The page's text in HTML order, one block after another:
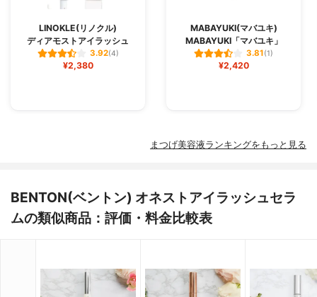
LINOKLE(リノクル)
ディアモストアイラッシュ
3.92(4)
¥2,380
MABAYUKI(マバユキ)
MABAYUKI「マバユキ」
3.81(1)
¥2,420
まつげ美容液ランキングをもっと見る
BENTON(ベントン) オネストアイラッシュセラ
ムの類似商品：評価・料金比較表